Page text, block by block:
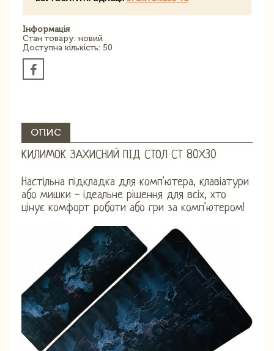
Інформація
Стан товару: новий
Доступна кількість: 50
ОПИС
КИЛИМОК ЗАХИСНИЙ ПІД СТОЛ СТ 80Х30
Настільна підкладка для комп'ютера, клавіатури
або мишки - ідеальне рішення для всіх, хто
цінує комфорт роботи або гри за комп'ютером!